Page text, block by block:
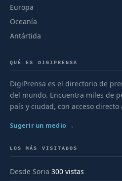
Europa
Oceanía
Antártida
QUÉ ES DIGIPRENSA
DigiPrensa es el directorio de
del mundo. Encuentra miles de
país y ciudad, con acceso
Sugerir un medio →
LOS MÁS VISITADOS
Desde Soria 300 vistas